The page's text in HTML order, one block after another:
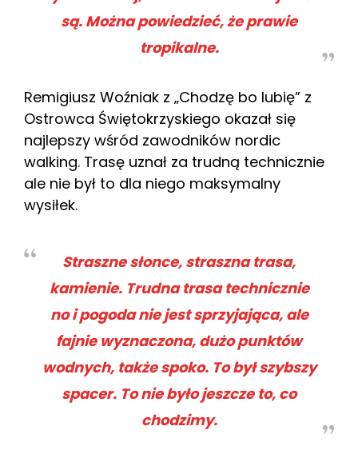
są. Można powiedzieć, że prawie
tropikalne.
Remigiusz Woźniak z „Chodzę bo lubię” z
Ostrowca Świętokrzyskiego okazał się
najlepszy wśród zawodników nordic
walking. Trasę uznał za trudną technicznie
ale nie był to dla niego maksymalny
wysiłek.
Straszne słonce, straszna trasa,
kamienie. Trudna trasa technicznie
no i pogoda nie jest sprzyjająca, ale
fajnie wyznaczona, dużo punktów
wodnych, także spoko. To był szybszy
spacer. To nie było jeszcze to, co
chodzimy.